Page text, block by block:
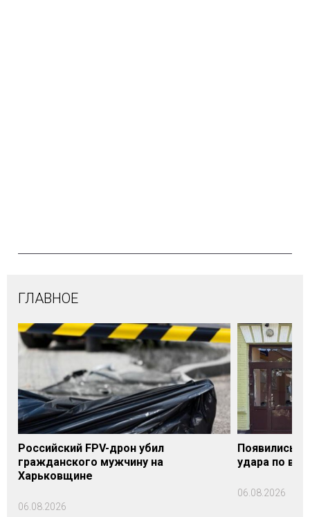
ГЛАВНОЕ
Российский FPV-дрон убил
гражданского мужчину на
Харьковщине
06.08.2026
Появились
удара по
06.08.2026